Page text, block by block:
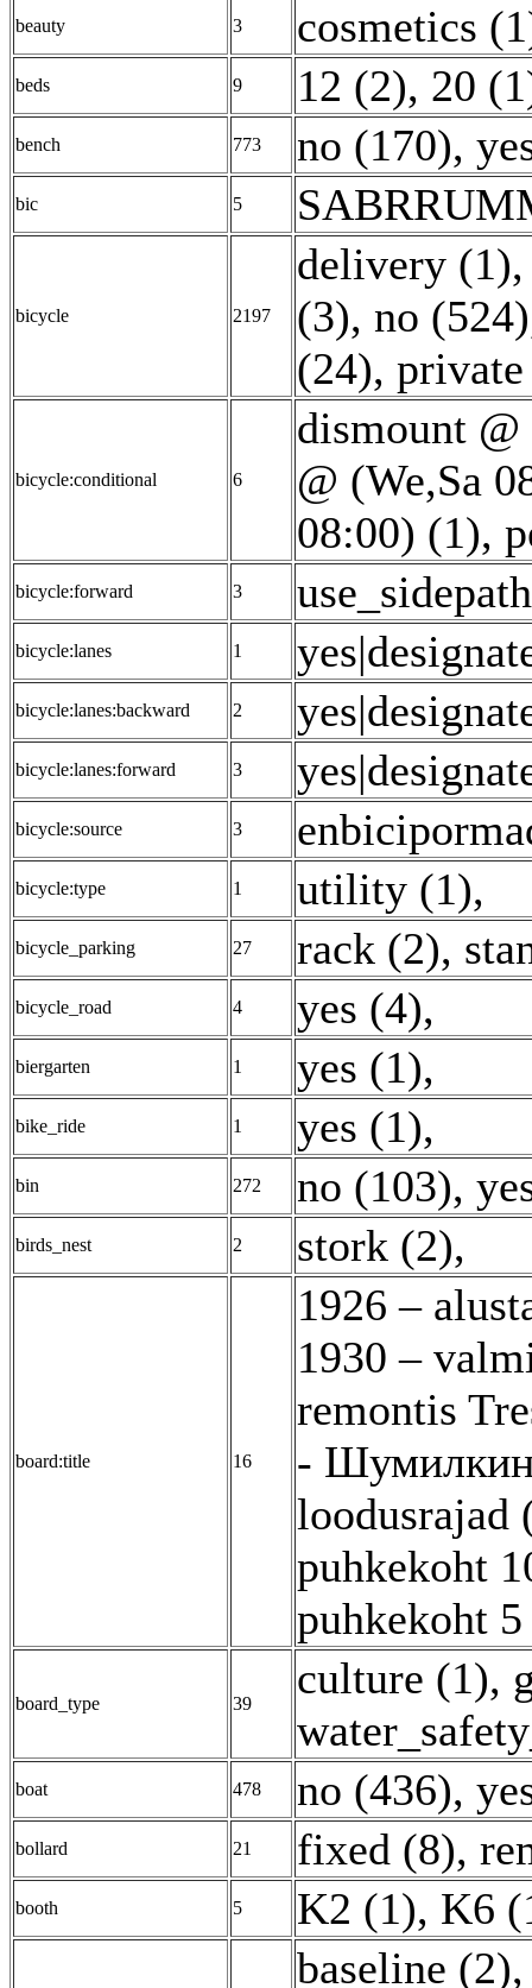
beauty 3 cosmetics
beds 9 12 (2), 20
bench 773 no (170),
bic 5
bicycle 2197
delivery (1)
(3), no (524)
(24),
bicycle:conditional 6
dismount
@ (We,Sa
08:00) (1),
bicycle:forward 3
bicycle:lanes 1
bicycle:lanes:backward 2
bicycle:lanes:forward 3
bicycle:source 3
bicycle:type 1 utility (1),
bicycle_parking 27 rack (2),
bicycle_road 4 yes (4),
biergarten 1 yes (1),
bike_ride 1 yes (1),
bin 272 no (103),
birds_nest 2 stork (2),
board:title 16
1926 –
1930 –
remontis
-
loodusrajad
puhkekoht
puhkekoht
board_type 39
culture (1),
boat 478 no (436),
bollard 21 fixed (8),
booth 5 K2 (1), K6
baseline (2)